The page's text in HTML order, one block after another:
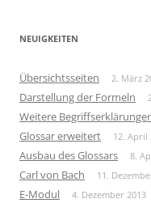
NEUIGKEITEN
Übersichtsseiten 2. März
Darstellung der Formeln
Weitere
Glossar erweitert 12. April
Ausbau des Glossars 8.
Carl von Bach 11.
E-Modul 4. Dezember 2013